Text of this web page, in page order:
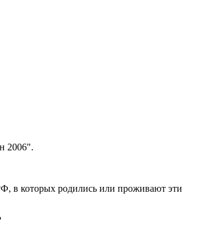
2006".
в которых родились или проживают эти